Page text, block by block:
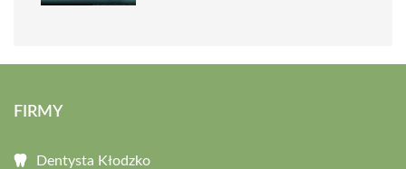
FIRMY
Dentysta Kłodzko